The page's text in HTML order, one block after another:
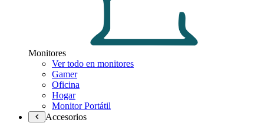
Monitores
Ver todo en monitores
Gamer
Oficina
Hogar
Monitor Portátil
Accesorios